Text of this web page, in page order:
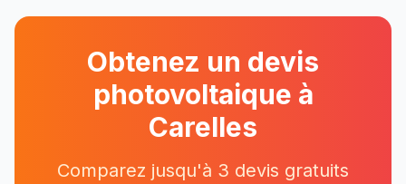
Obtenez un devis
photovoltaique à
Carelles
Comparez jusqu'à 3 devis gratuits